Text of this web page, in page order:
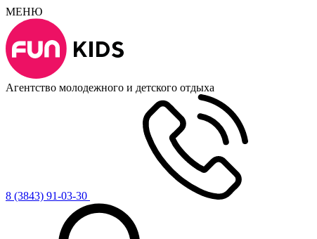
МЕНЮ
Агентство молодежного и детского отдыха
8 (3843) 91-03-30